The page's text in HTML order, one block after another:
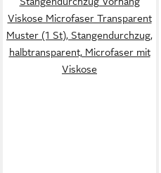
Viskose Microfaser Transparent
Muster (1 St), Stangendurchzug,
halbtransparent, Microfaser mit
Viskose